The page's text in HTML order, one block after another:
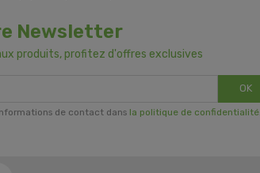
Newsletter
produits, profitez d'offres exclusives
OK
de contact dans la politique de confidentialité.